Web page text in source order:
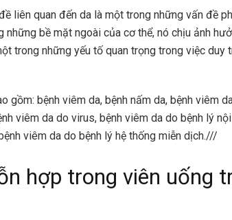
liên quan đến da là một trong những vấn đề
bề mặt ngoài của cơ thể, nó chịu ảnh
trong những yếu tố quan trọng trong việc duy
gồm: bệnh viêm da, bệnh nấm da, bệnh viêm
viêm da do virus, bệnh viêm da do bệnh lý
viêm da do bệnh lý hệ thống miễn dịch.///
hợp trong viên uống